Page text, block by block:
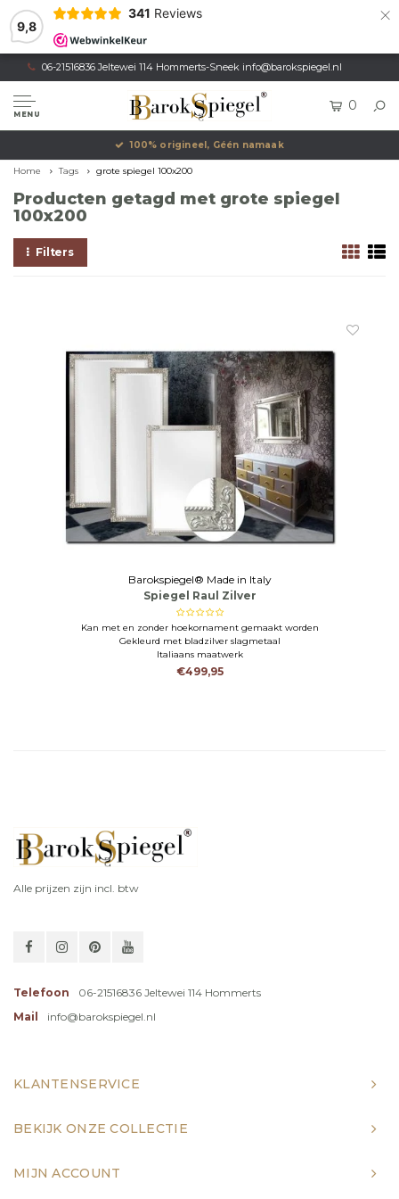
9,8
341 Reviews ×
06-21516836 Jeltewei 114 Hommerts-Sneek info@barokspiegel.nl
MENU
0
100% origineel, Géén namaak
Home Tags grote spiegel 100x200
Producten getagd met grote spiegel
100x200
Filters
Barokspiegel® Made in Italy
Spiegel Raul Zilver
Kan met en zonder hoekornament gemaakt worden
Gekleurd met bladzilver slagmetaal
Italiaans maatwerk
€499,95
Alle prijzen zijn incl. btw
Telefoon
06-21516836 Jeltewei 114 Hommerts
Mail
info@barokspiegel.nl
KLANTENSERVICE
BEKIJK ONZE COLLECTIE
MIJN ACCOUNT